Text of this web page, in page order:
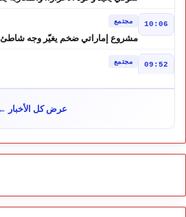
10:06 مجتمع
مشروع إماراتي ضخم يغيّر وجه شاطئ
09:52 مجتمع
الضحايا
المغرب
09:43 خارج الحدود
احتقان بمستشفى ابن سينا بسبب
عرض كل الأخبار